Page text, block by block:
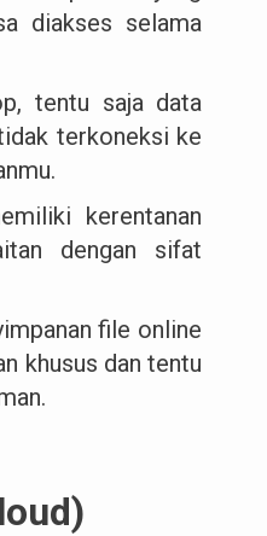
diakses selama
tentu saja data
terkoneksi ke
kerentanan
dengan sifat
file online
khusus dan tentu